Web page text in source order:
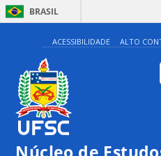
BRASIL
ACESSIBILIDADE ALTO